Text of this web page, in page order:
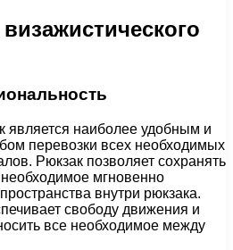
является наиболее удобным и
перевозки всех необходимых
Рюкзак позволяет сохранять
мгновенно
внутри рюкзака.
свободу движения и
все необходимое между